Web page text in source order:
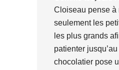
Cloiseau pense à
seulement les
les plus grands
patienter
chocolatier pose